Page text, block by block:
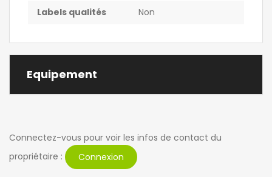
Labels qualités
Non
Equipement
Connectez-vous pour voir les infos de contact du
propriétaire :
Connexion